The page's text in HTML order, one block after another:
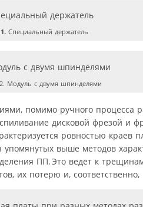
Специальный держатель
Модуль с двумя шпинделями
помимо ручного процесса
дисковой фрезой
ровностью
выше методов
ПП. Это ведет к
их потерю и, соответственно,